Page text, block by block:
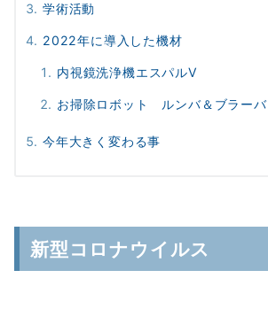
学術活動
2022年に導入した機材
内視鏡洗浄機エスパルV
お掃除ロボット ルンバ＆ブラーバ
今年大きく変わる事
新型コロナウイルス